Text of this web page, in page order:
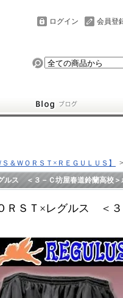
会員登
ログイン
Ｓ＆ＷＯＲＳＴ×ＲＥＧＵＬＵＳ】
ルス ＜３－Ｃ坊屋春道鈴蘭高校
ＲＳＴ×レグルス ＜